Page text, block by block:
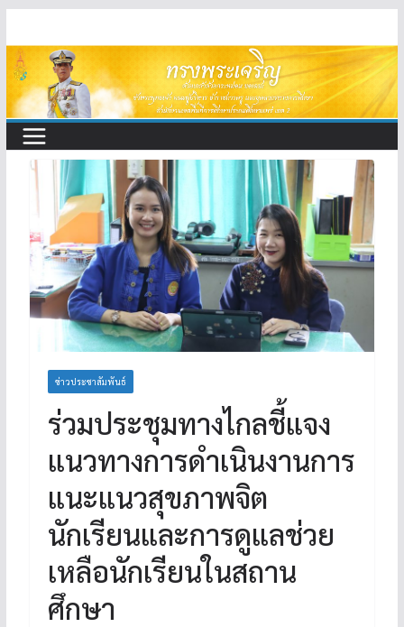
to
content
ข่าวประชาสัมพันธ์
ร่วมประชุมทางไกลชี้แจง
แนวทางการดำเนินงานการ
แนะแนวสุขภาพจิต
นักเรียนและการดูแลช่วย
เหลือนักเรียนในสถาน
ศึกษา